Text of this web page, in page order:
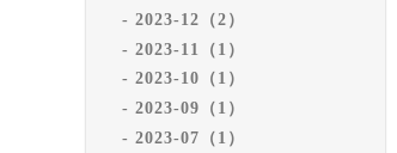
2023-12（2）
2023-11（1）
2023-10（1）
2023-09（1）
2023-07（1）